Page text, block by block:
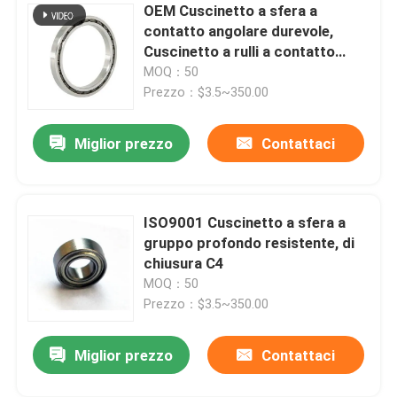
OEM Cuscinetto a sfera a
contatto angolare durevole,
Cuscinetto a rulli a contatto
angolare separabile
MOQ：50
Prezzo：$3.5~350.00
Miglior prezzo Contattaci
ISO9001 Cuscinetto a sfera a
gruppo profondo resistente, di
chiusura C4
MOQ：50
Prezzo：$3.5~350.00
Miglior prezzo Contattaci